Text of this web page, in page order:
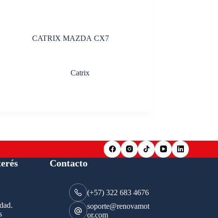
CATRIX MAZDA CX7
Catrix
Contacto
(+57) 322 683 4676
soporte@renovamot
or.com